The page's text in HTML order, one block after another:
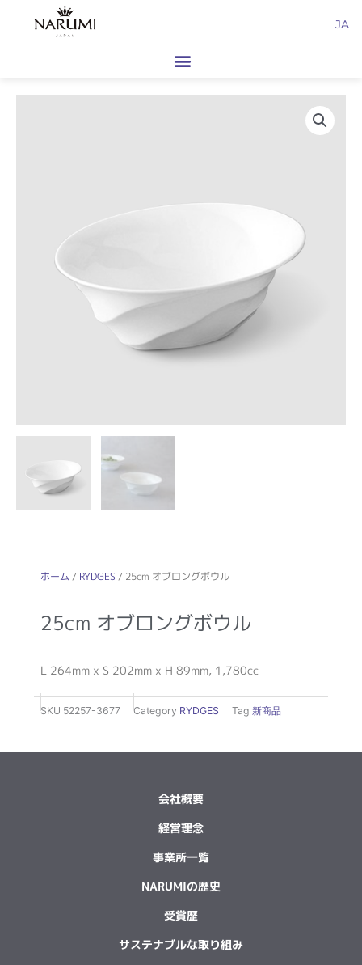
JA
ホーム / RYDGES / 25cm オブロングボウル
25cm オブロングボウル
L 264mm x S 202mm x H 89mm, 1,780cc
SKU 52257-3677 Category RYDGES Tag 新商品
会社概要
経営理念
事業所一覧
NARUMIの歴史
受賞歴
サステナブルな取り組み